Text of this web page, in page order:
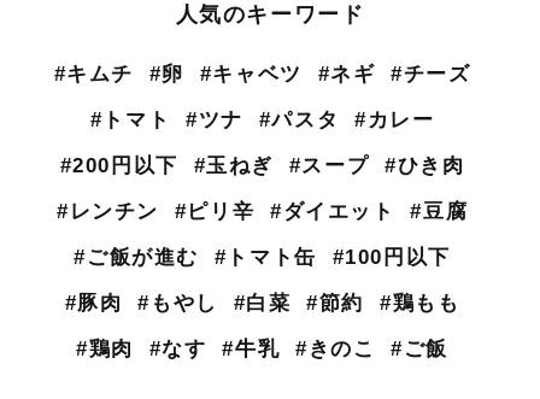
人気のキーワード
#キムチ #卵 #キャベツ #ネギ
#チーズ
#トマト
#ツナ #パスタ
#カレー
#200円以下
#玉ねぎ #スープ
#ひき肉
#レンチン
#ピリ辛 #ダイエット
#豆腐
#ご飯が進む
#トマト缶
#100円以下
#豚肉
#もやし #白菜 #節約
#鶏もも
#鶏肉
#なす #牛乳 #きのこ #ご飯